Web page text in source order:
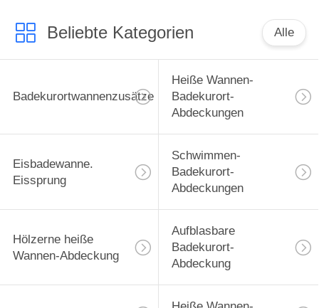
Beliebte Kategorien Alle
Badekurortwannenzusätze
Heiße Wannen-
Badekurort-
Abdeckungen
Eisbadewanne.
Eissprung
Schwimmen-
Badekurort-
Abdeckungen
Hölzerne heiße
Wannen-Abdeckung
Aufblasbare
Badekurort-
Abdeckung